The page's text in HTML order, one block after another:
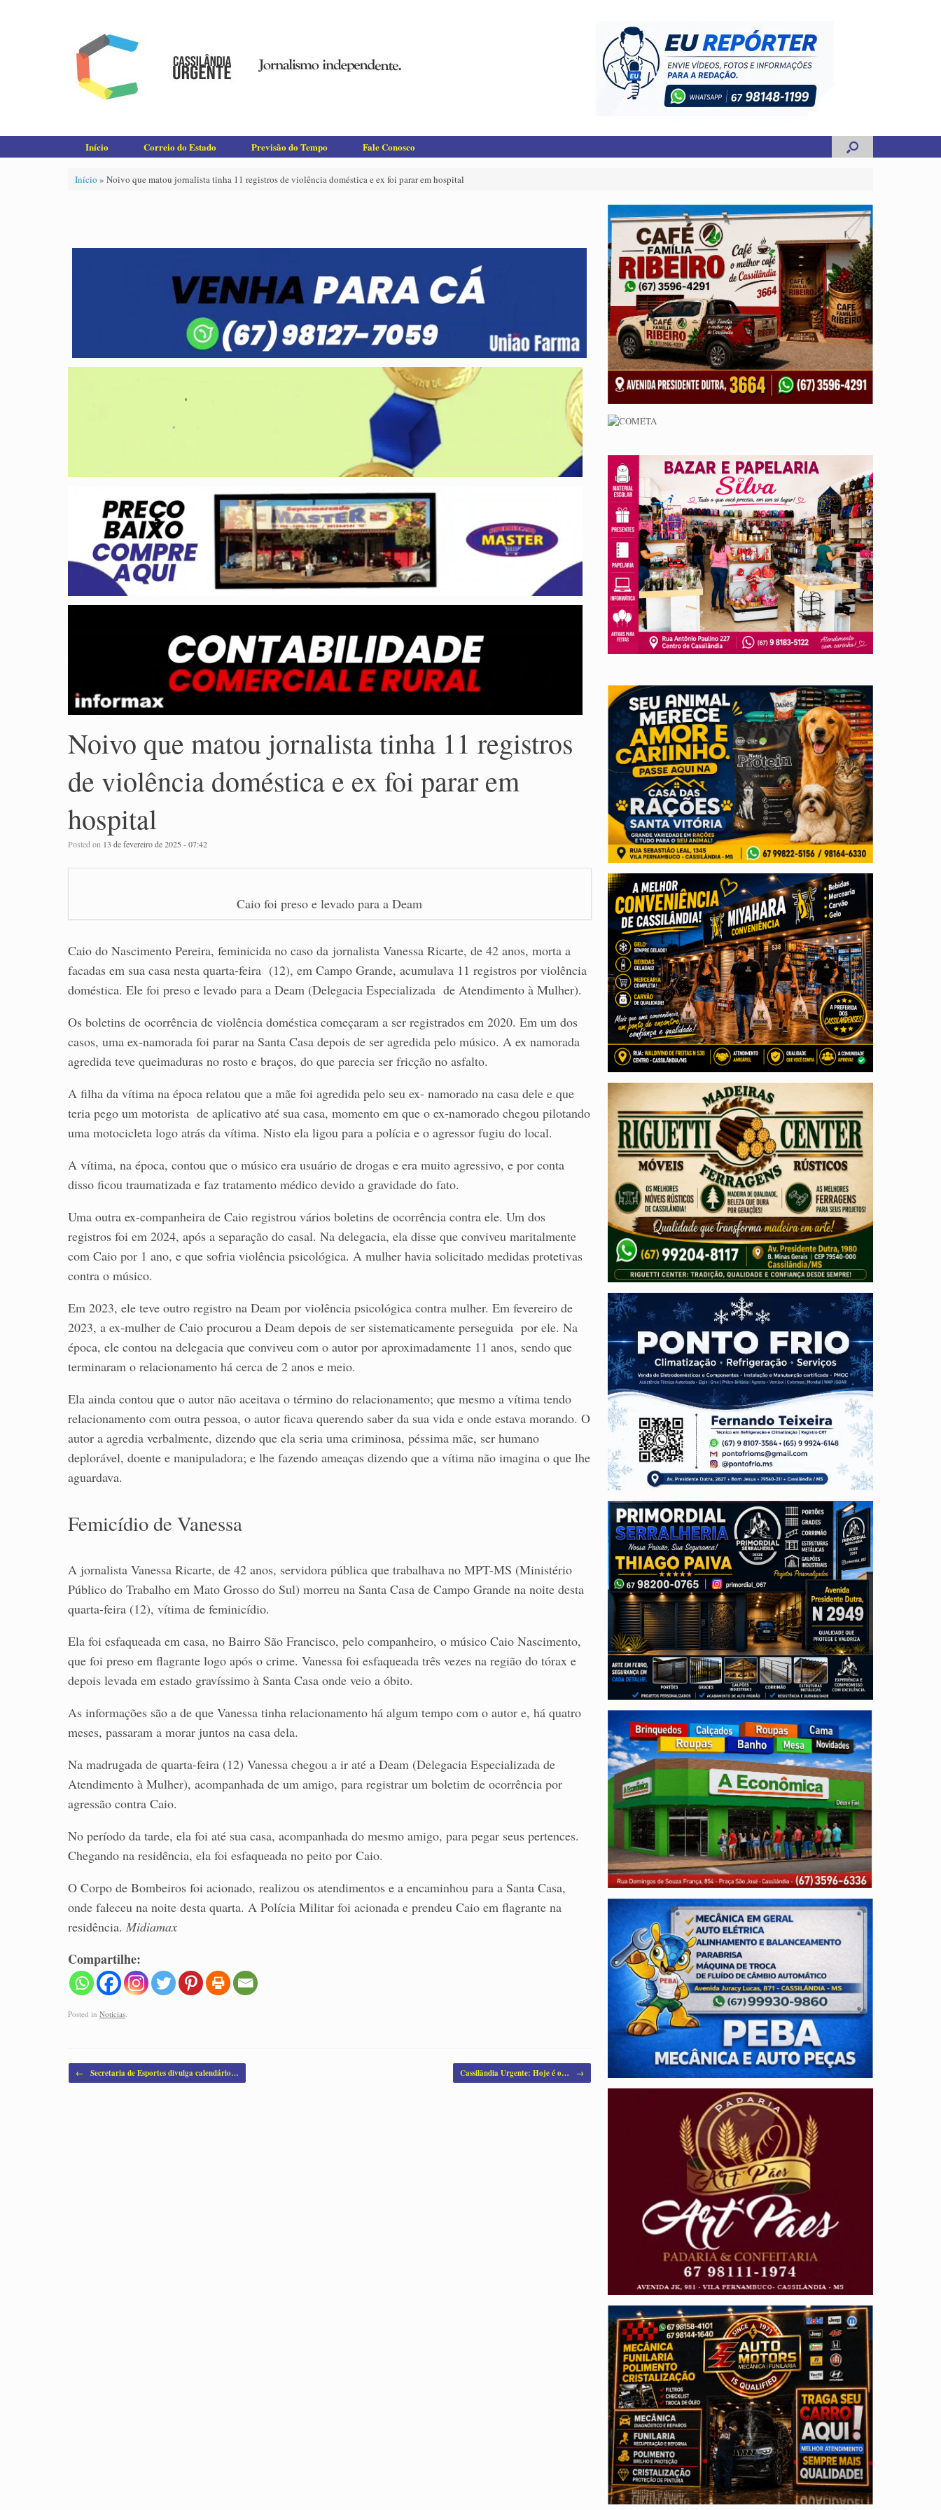
Início Correio do Estado Previsão do Tempo Fale Conosco
Início » Noivo que matou jornalista tinha 11 registros de violência doméstica e ex foi parar em hospital
Noivo que matou jornalista tinha 11 registros
de violência doméstica e ex foi parar em
hospital
Posted on 13 de fevereiro de 2025 - 07:42
Caio foi preso e levado para a Deam
Caio do Nascimento Pereira, feminicida no caso da jornalista Vanessa Ricarte, de 42 anos, morta a
facadas em sua casa nesta quarta-feira (12), em Campo Grande, acumulava 11 registros por violência
doméstica. Ele foi preso e levado para a Deam (Delegacia Especializada de Atendimento à Mulher).
Os boletins de ocorrência de violência doméstica começaram a ser registrados em 2020. Em um dos
casos, uma ex-namorada foi parar na Santa Casa depois de ser agredida pelo músico. A ex namorada
agredida teve queimaduras no rosto e braços, do que parecia ser fricção no asfalto.
A filha da vítima na época relatou que a mãe foi agredida pelo seu ex- namorado na casa dele e que
teria pego um motorista de aplicativo até sua casa, momento em que o ex-namorado chegou pilotando
uma motocicleta logo atrás da vítima. Nisto ela ligou para a polícia e o agressor fugiu do local.
A vítima, na época, contou que o músico era usuário de drogas e era muito agressivo, e por conta
disso ficou traumatizada e faz tratamento médico devido a gravidade do fato.
Uma outra ex-companheira de Caio registrou vários boletins de ocorrência contra ele. Um dos
registros foi em 2024, após a separação do casal. Na delegacia, ela disse que conviveu maritalmente
com Caio por 1 ano, e que sofria violência psicológica. A mulher havia solicitado medidas protetivas
contra o músico.
Em 2023, ele teve outro registro na Deam por violência psicológica contra mulher. Em fevereiro de
2023, a ex-mulher de Caio procurou a Deam depois de ser sistematicamente perseguida por ele. Na
época, ele contou na delegacia que conviveu com o autor por aproximadamente 11 anos, sendo que
terminaram o relacionamento há cerca de 2 anos e meio.
Ela ainda contou que o autor não aceitava o término do relacionamento; que mesmo a vítima tendo
relacionamento com outra pessoa, o autor ficava querendo saber da sua vida e onde estava morando. O
autor a agredia verbalmente, dizendo que ela seria uma criminosa, péssima mãe, ser humano
deplorável, doente e manipuladora; e lhe fazendo ameaças dizendo que a vítima não imagina o que lhe
aguardava.
Femicídio de Vanessa
A jornalista Vanessa Ricarte, de 42 anos, servidora pública que trabalhava no MPT-MS (Ministério
Público do Trabalho em Mato Grosso do Sul) morreu na Santa Casa de Campo Grande na noite desta
quarta-feira (12), vítima de feminicídio.
Ela foi esfaqueada em casa, no Bairro São Francisco, pelo companheiro, o músico Caio Nascimento,
que foi preso em flagrante logo após o crime. Vanessa foi esfaqueada três vezes na região do tórax e
depois levada em estado gravíssimo à Santa Casa onde veio a óbito.
As informações são a de que Vanessa tinha relacionamento há algum tempo com o autor e, há quatro
meses, passaram a morar juntos na casa dela.
Na madrugada de quarta-feira (12) Vanessa chegou a ir até a Deam (Delegacia Especializada de
Atendimento à Mulher), acompanhada de um amigo, para registrar um boletim de ocorrência por
agressão contra Caio.
No período da tarde, ela foi até sua casa, acompanhada do mesmo amigo, para pegar seus pertences.
Chegando na residência, ela foi esfaqueada no peito por Caio.
O Corpo de Bombeiros foi acionado, realizou os atendimentos e a encaminhou para a Santa Casa,
onde faleceu na noite desta quarta. A Polícia Militar foi acionada e prendeu Caio em flagrante na
residência. Midiamax
Compartilhe:
Posted in Noticias
Post navigation
← Secretaria de Esportes divulga calendário… Cassilândia Urgente: Hoje é o… →